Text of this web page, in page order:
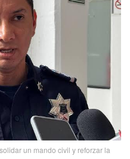
un mando civil y reforzar la